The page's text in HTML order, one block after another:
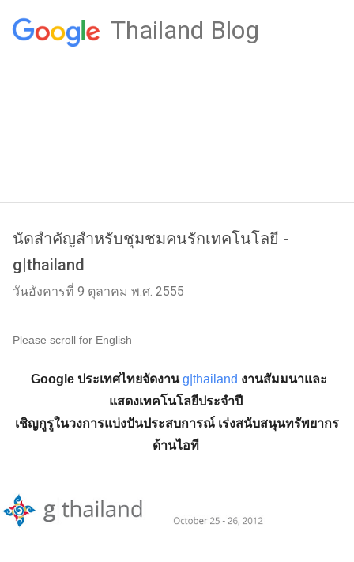
Thailand Blog
นัดสำคัญสำหรับชุมชมคนรักเทคโนโลยี -
g|thailand
วันอังคารที่ 9 ตุลาคม พ.ศ. 2555
Please scroll for English
Google ประเทศไทยจัดงาน g|thailand งานสัมมนาและ
แสดงเทคโนโลยีประจำปี
เชิญกูรูในวงการแบ่งปันประสบการณ์ เร่งสนับสนุนทรัพยากร
ด้านไอที